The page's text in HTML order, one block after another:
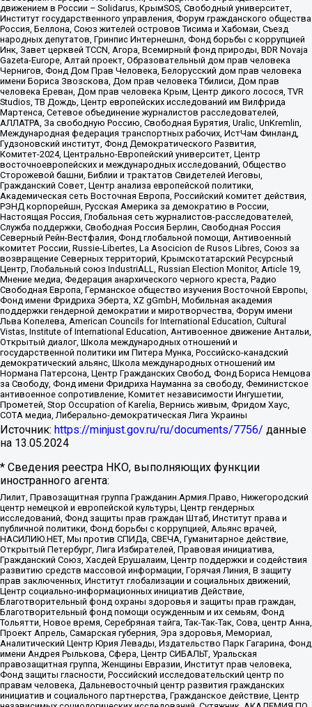
движением в России – Solidarus, КрымSOS, Свободный университет,
Институт государственного управления, Форум гражданского общества
Россия, Беллона, Союз жителей островов Тисима и Хабомаи, Съезд
народных депутатов, Гринпис Интернешнл, Фонд борьбы с коррупцией
Инк, Завет церквей TCCN, Агора, Всемирный фонд природы, BDR Novaja
Gazeta-Europe, Алтай проект, Образовательный дом прав человека
Чернигов, Фонд Дом Прав Человека, Белорусский дом прав человека
имени Бориса Звозскова, Дом прав человека Тбилиси, Дом прав
человека Ереван, Дом прав человека Крым, Центр дикого лосося, TVR
Studios, ТВ Дождь, Центр европейских исследований им Вилфрида
Мартенса, Сетевое объединение журналистов расследователей,
АЛЛАТРА, За свободную Россию, Свободная Бурятия, Uralic, UnKremlin,
Международная федерация транспортных рабочих, ИстЧам Финланд,
Гудзоновский институт, Фонд Демократического Развития,
Комитет-2024, Центрально-Европейский университет, Центр
восточноевропейских и международных исследований, Общество
Сторожевой башни, Библии и трактатов Свидетелей Иеговы,
Гражданский Совет, Центр анализа европейской политики,
Академическая сеть Восточная Европа, Российский комитет действия,
РЭНД корпорейшн, Русская Америка за демократию в России,
Настоящая Россия, Глобальная сеть журналистов-расследователей,
Служба поддержки, Свободная Россия Берлин, Свободная Россия
Северный Рейн-Вестфалия, Фонд глобальной помощи, Антивоенный
комитет России, Russie-Libertes, La Asocicion de Rusos Libres, Союз за
возвращение Северных территорий, Крымскотатарский Ресурсный
Центр, Глобальный союз IndustriALL, Russian Election Monitor, Article 19,
Мнение медиа, Федерация анархического черного креста, Радио
Свободная Европа, Германское общество изучения Восточной Европы,
Фонд имени Фридриха Эберта, XZ gGmbH, Мобильная академия
поддержки гендерной демократии и миротворчества, Форум имени
Льва Копелева, American Councils for International Education, Cultural
Vistas, Institute of International Education, Антивоенное движение Антальи,
Открытый диалог, Школа международных отношений и
государственной политики им Питера Мунка, Российско-канадский
демократический альянс, Школа международных отношений им
Нормана Патерсона, Центр Гражданских Свобод, Фонд Бориса Немцова
за Свободу, Фонд имени Фридриха Науманна за свободу, Феминистское
антивоенное сопротивление, Комитет независимости Ингушетии,
Прометей, Stop Occupation of Karelia, Вернись живым, Фридом Хаус,
СОТА медиа, Либерально-демократическая Лига Украины
Источник: https://minjust.gov.ru/ru/documents/7756/ данные
на 13.05.2024
* Сведения реестра НКО, выполняющих функции
иностранного агента:
Лилит, Правозащитная группа Гражданин.Армия.Право, Нижегородский
центр немецкой и европейской культуры, Центр гендерных
исследований, Фонд защиты прав граждан Штаб, Институт права и
публичной политики, Фонд борьбы с коррупцией, Альянс врачей,
НАСИЛИЮ.НЕТ, Мы против СПИДа, СВЕЧА, Гуманитарное действие,
Открытый Петербург, Лига Избирателей, Правовая инициатива,
Гражданский Союз, Хасдей Ерушалаим, Центр поддержки и содействия
развитию средств массовой информации, Горячая Линия, В защиту
прав заключенных, Институт глобализации и социальных движений,
Центр социально-информационных инициатив Действие,
Благотворительный фонд охраны здоровья и защиты прав граждан,
Благотворительный фонд помощи осужденным и их семьям, Фонд
Тольятти, Новое время, Серебряная тайга, Так-Так-Так, Сова, центр Анна,
Проект Апрель, Самарская губерния, Эра здоровья, Мемориал,
Аналитический Центр Юрия Левады, Издательство Парк Гагарина, Фонд
имени Андрея Рылькова, Сфера, Центр СИБАЛЬТ, Уральская
правозащитная группа, Женщины Евразии, Институт прав человека,
Фонд защиты гласности, Российский исследовательский центр по
правам человека, Дальневосточный центр развития гражданских
инициатив и социального партнерства, Гражданское действие, Центр